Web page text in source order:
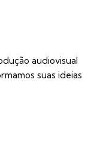
audiovisual
suas ideias